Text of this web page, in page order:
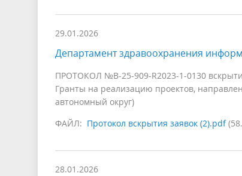
29.01.2026
Департамент здравоохранения
ПРОТОКОЛ №В-25-909-R2023-1-0130
Гранты на реализацию проектов,
автономный округ)
ФАЙЛ: Протокол вскрытия заявок (2).pdf
28.01.2026